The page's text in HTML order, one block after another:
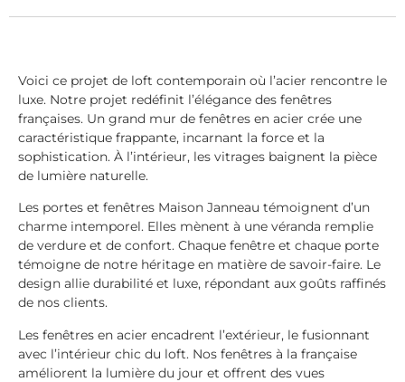
Voici ce projet de loft contemporain où l’acier rencontre le
luxe. Notre projet redéfinit l’élégance des fenêtres
françaises. Un grand mur de fenêtres en acier crée une
caractéristique frappante, incarnant la force et la
sophistication. À l’intérieur, les vitrages baignent la pièce
de lumière naturelle.
Les portes et fenêtres Maison Janneau témoignent d’un
charme intemporel. Elles mènent à une véranda remplie
de verdure et de confort. Chaque fenêtre et chaque porte
témoigne de notre héritage en matière de savoir-faire. Le
design allie durabilité et luxe, répondant aux goûts raffinés
de nos clients.
Les fenêtres en acier encadrent l’extérieur, le fusionnant
avec l’intérieur chic du loft. Nos fenêtres à la française
améliorent la lumière du jour et offrent des vues